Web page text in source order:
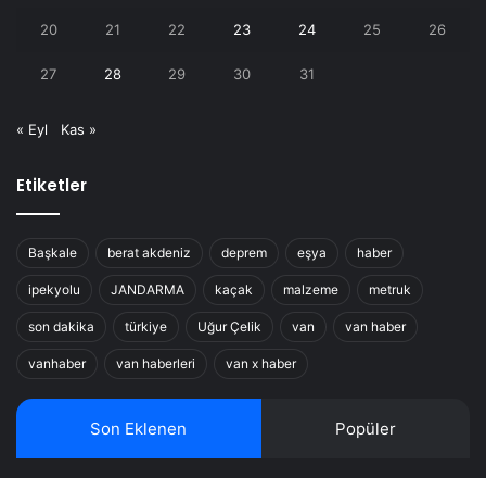
20 21 22 23 24 25 26
27 28 29 30 31
« Eyl Kas »
Etiketler
Başkale berat akdeniz deprem eşya haber
ipekyolu JANDARMA kaçak malzeme metruk
son dakika türkiye Uğur Çelik van van haber
vanhaber van haberleri van x haber
Son Eklenen Popüler